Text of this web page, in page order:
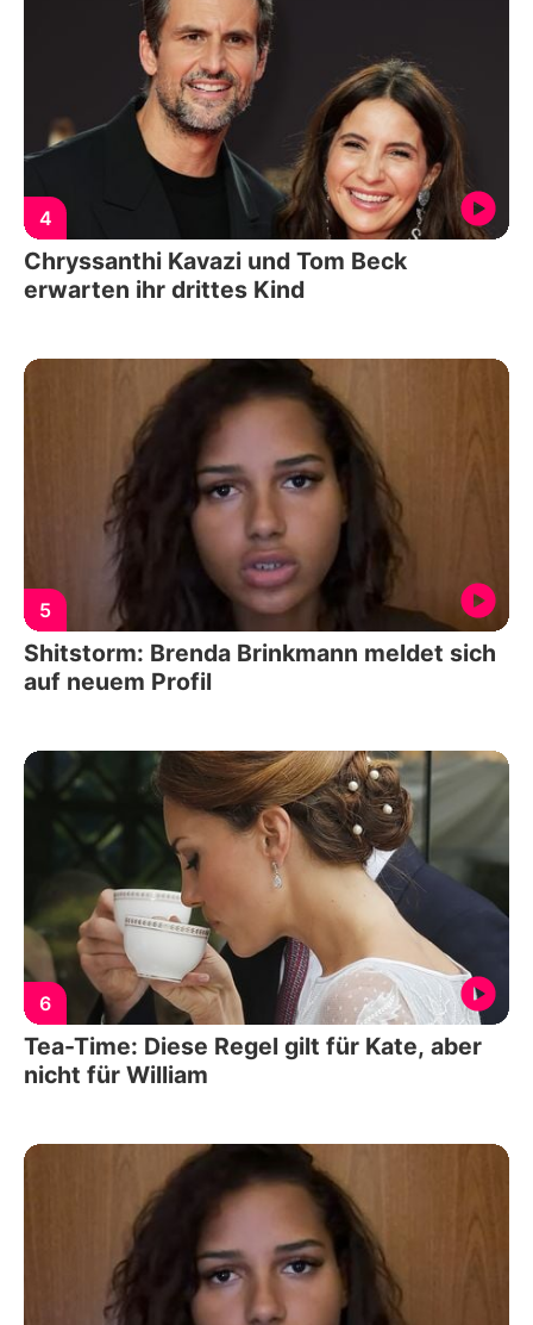
4
Chryssanthi Kavazi und Tom Beck
erwarten ihr drittes Kind
5
Shitstorm: Brenda Brinkmann meldet sich
auf neuem Profil
6
Tea-Time: Diese Regel gilt für Kate, aber
nicht für William